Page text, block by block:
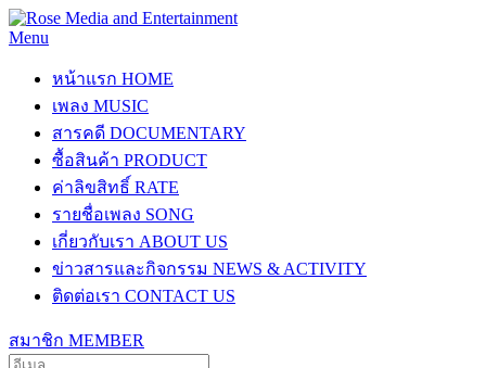
Menu
หน้าแรก HOME
เพลง MUSIC
สารคดี DOCUMENTARY
ซื้อสินค้า PRODUCT
ค่าลิขสิทธิ์ RATE
รายชื่อเพลง SONG
เกี่ยวกับเรา ABOUT US
ข่าวสารและกิจกรรม NEWS & ACTIVITY
ติดต่อเรา CONTACT US
สมาชิก MEMBER